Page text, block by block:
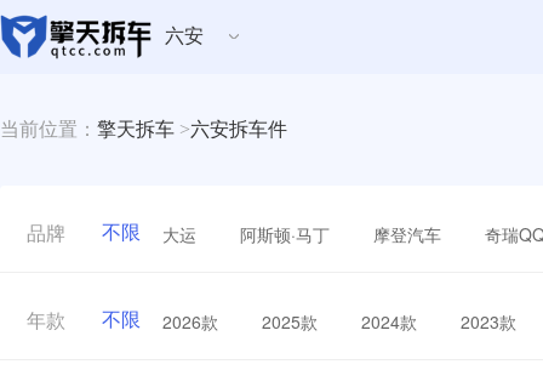
六安
当前位置： 擎天拆车 >六安拆车件
品牌 不限 大运 阿斯顿·马丁 摩登汽车 奇瑞
年款 不限 2026款 2025款 2024款 2023款